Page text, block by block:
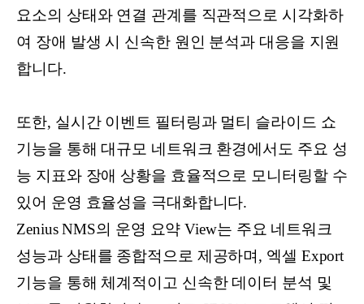
요소의 상태와 연결 관계를 직관적으로 시각화하
여 장애 발생 시 신속한 원인 분석과 대응을 지원
합니다.
또한, 실시간 이벤트 필터링과 멀티 슬라이드 쇼
기능을 통해 대규모 네트워크 환경에서도 주요 성
능 지표와 장애 상황을 효율적으로 모니터링할 수
있어 운영 효율성을 극대화합니다.
Zenius NMS의 운영 요약 View는 주요 네트워크
성능과 상태를 종합적으로 제공하며, 엑셀 Export
기능을 통해 체계적이고 신속한 데이터 분석 및